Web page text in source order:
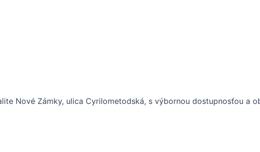
Nové Zámky, ulica Cyrilometodská, s výbornou dostupnosťou a